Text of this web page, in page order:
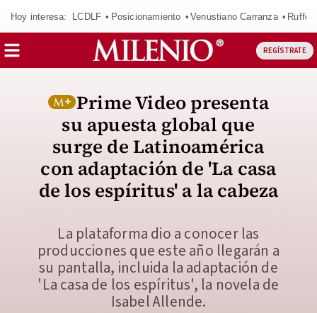
Hoy interesa: LCDLF Posicionamiento Venustiano Carranza Ruffo
REGÍSTRATE
Prime Video presenta
su apuesta global que
surge de Latinoamérica
con adaptación de 'La casa
de los espíritus' a la cabeza
La plataforma dio a conocer las
producciones que este año llegarán a
su pantalla, incluida la adaptación de
'La casa de los espíritus', la novela de
Isabel Allende.